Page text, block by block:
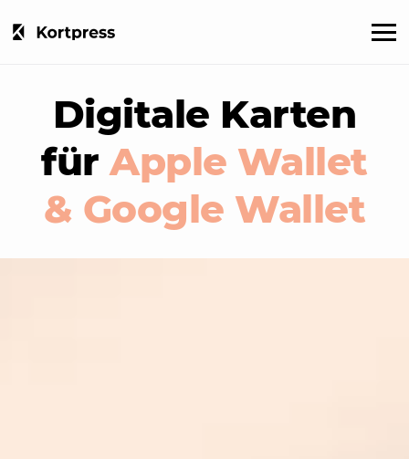
Digitale Karten
fürApple Wallet
& Google Wallet